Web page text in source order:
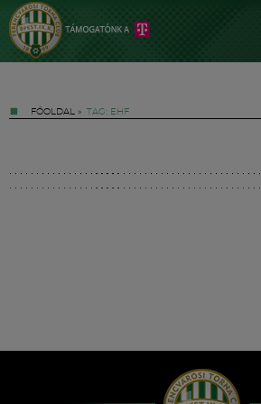
FŐOLDAL » TAG: EHF
Hírek